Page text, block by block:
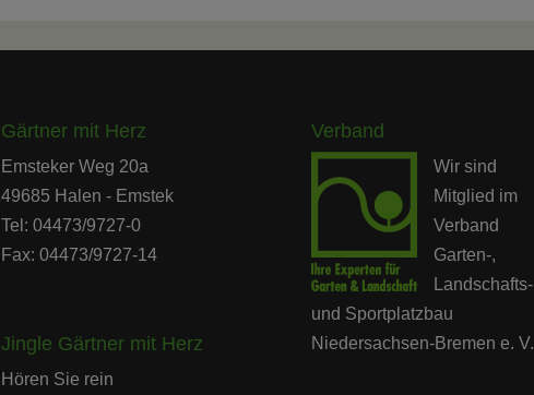
Gärtner mit Herz
Emsteker Weg 20a
49685 Halen - Emstek
Tel: 04473/9727-0
Fax: 04473/9727-14
Jingle Gärtner mit Herz
Hören Sie reinAudio-
Verband
Wir sind
Mitglied im
Verband
Garten-,
Landschafts-
und Sportplatzbau
Niedersachsen-Bremen e. V.